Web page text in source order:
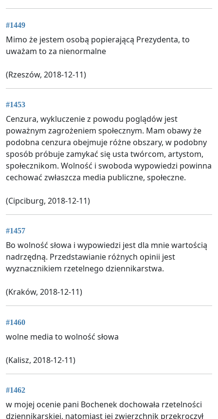
#1449
Mimo że jestem osobą popierającą Prezydenta, to
uważam to za nienormalne
(Rzeszów, 2018-12-11)
#1453
Cenzura, wykluczenie z powodu poglądów jest
poważnym zagrożeniem społecznym. Mam obawy że
podobna cenzura obejmuje różne obszary, w podobny
sposób próbuje zamykać się usta twórcom, artystom,
społecznikom. Wolność i swoboda wypowiedzi powinna
cechować zwłaszcza media publiczne, społeczne.
(Cipciburg, 2018-12-11)
#1457
Bo wolność słowa i wypowiedzi jest dla mnie wartością
nadrzędną. Przedstawianie różnych opinii jest
wyznacznikiem rzetelnego dziennikarstwa.
(Kraków, 2018-12-11)
#1460
wolne media to wolność słowa
(Kalisz, 2018-12-11)
#1462
w mojej ocenie pani Bochenek dochowała rzetelności
dziennikarskiej, natomiast jej zwierzchnik przekroczył